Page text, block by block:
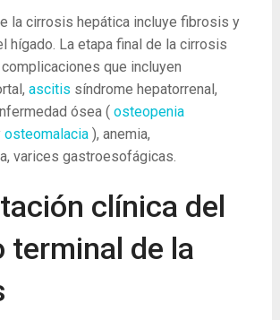
la cirrosis hepática incluye fibrosis y
hígado. La etapa final de la cirrosis
que incluyen
ascitis síndrome hepatorrenal,
ósea (osteopenia
osteomalacia ), anemia,
varices gastroesofágicas.
clínica del
terminal de la